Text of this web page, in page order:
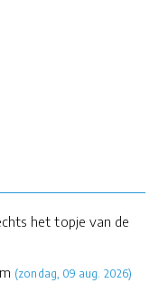
het topje van de
(zondag, 09 aug. 2026)